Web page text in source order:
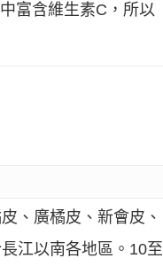
富含維生素C，所以
、廣橘皮、新會皮、
江以南各地區。10至